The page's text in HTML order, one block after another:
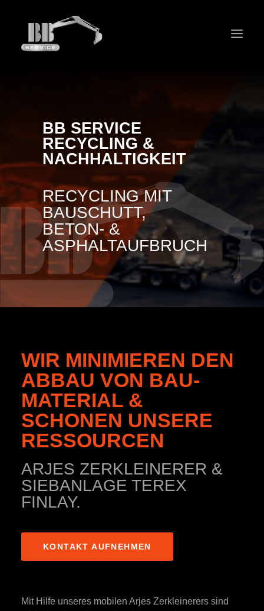
Tiefbau
Abbruch
Recycling
Forst
Unternehmen
Kontakt
JOBS
BB SERVICE
RECYCLING &
NACHHALTIG­KEIT
RECYCLING MIT
BAUSCHUTT,
BETON- &
ASPHALTAUFBRUCH
WIR MINIMIEREN DEN
ABBAU VON BAU­
MATERIAL &
SCHONEN UNSERE
RESSOURC­EN
ARJES ZERKLEINERER &
SIEBANLAGE TEREX
FINLAY.
KONTAKT AUFNEHMEN
Mit Hilfe unseres mobilen Arjes Zerkleinerers sind